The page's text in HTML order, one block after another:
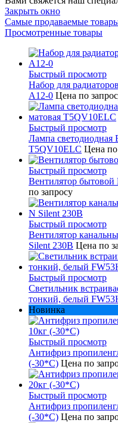
Закрыть окно
Самые продаваемые
Просмотренные товары
Быстрый просмотр
Набор для
A12-0 Цена по
Быстрый просмотр
Лампа
T5QV10ELC Цена по
Быстрый просмотр
Вентилятор
по запросу
Быстрый просмотр
Вентилятор
Silent 230В Цена по
Быстрый просмотр
Светильник
тонкий, белый
Новинка
Быстрый просмотр
Антифриз
(-30*С) Цена по
Быстрый просмотр
Антифриз
(-30*С) Цена по